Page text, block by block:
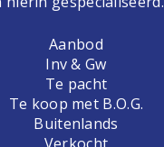
Aanbod
Inv & Gw
Te pacht
Te koop met B.O.G.
Buitenlands